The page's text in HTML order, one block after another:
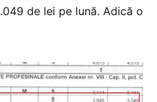
de lei pe lună. Adică o